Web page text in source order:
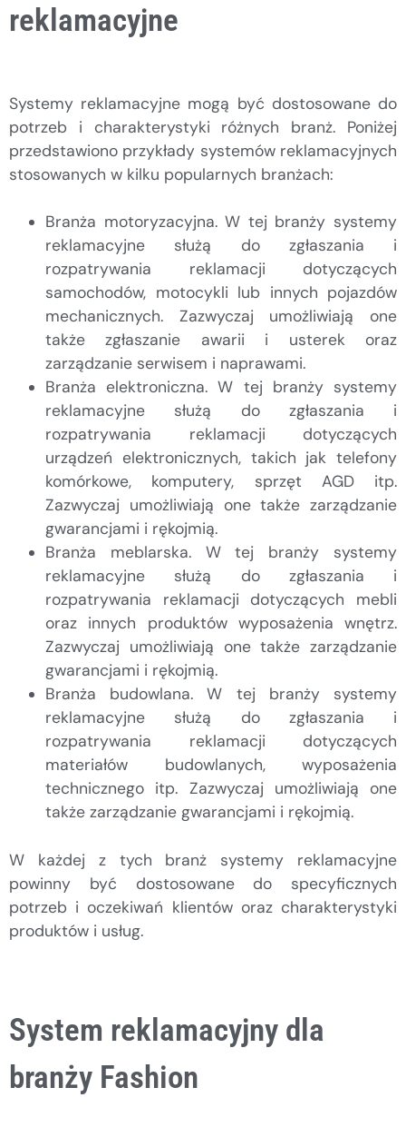
reklamacyjne
Systemy reklamacyjne mogą być dostosowane do
potrzeb i charakterystyki różnych branż. Poniżej
przedstawiono przykłady systemów reklamacyjnych
stosowanych w kilku popularnych branżach:
Branża motoryzacyjna. W tej branży systemy
reklamacyjne służą do zgłaszania i
rozpatrywania reklamacji dotyczących
samochodów, motocykli lub innych pojazdów
mechanicznych. Zazwyczaj umożliwiają one
także zgłaszanie awarii i usterek oraz
zarządzanie serwisem i naprawami.
Branża elektroniczna. W tej branży systemy
reklamacyjne służą do zgłaszania i
rozpatrywania reklamacji dotyczących
urządzeń elektronicznych, takich jak telefony
komórkowe, komputery, sprzęt AGD itp.
Zazwyczaj umożliwiają one także zarządzanie
gwarancjami i rękojmią.
Branża meblarska. W tej branży systemy
reklamacyjne służą do zgłaszania i
rozpatrywania reklamacji dotyczących mebli
oraz innych produktów wyposażenia wnętrz.
Zazwyczaj umożliwiają one także zarządzanie
gwarancjami i rękojmią.
Branża budowlana. W tej branży systemy
reklamacyjne służą do zgłaszania i
rozpatrywania reklamacji dotyczących
materiałów budowlanych, wyposażenia
technicznego itp. Zazwyczaj umożliwiają one
także zarządzanie gwarancjami i rękojmią.
W każdej z tych branż systemy reklamacyjne
powinny być dostosowane do specyficznych
potrzeb i oczekiwań klientów oraz charakterystyki
produktów i usług.
System reklamacyjny dla
branży Fashion